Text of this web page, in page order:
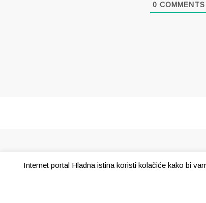
0 COMMENTS
Internet portal Hladna istina koristi kolačiće kako bi